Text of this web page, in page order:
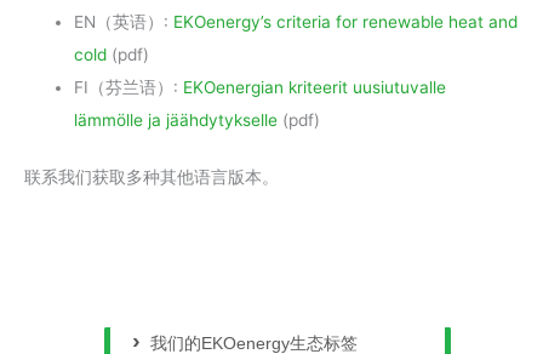
EN（英语）: EKOenergy’s criteria for renewable heat and
cold (pdf)
FI（芬兰语）: EKOenergian kriteerit uusiutuvalle
lämmölle ja jäähdytykselle (pdf)
联系我们获取多种其他语言版本。
我们的EKOenergy生态标签